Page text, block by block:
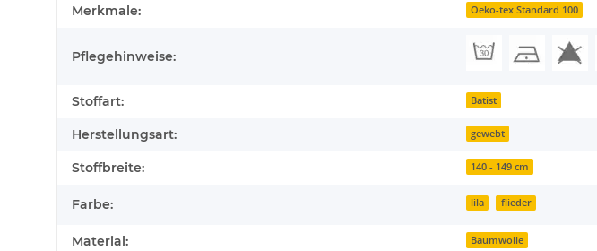
Produkteigenschaft
Wert
Merkmale: Oeko-tex Standard 100
Pflegehinweise:
Stoffart: Batist
Herstellungsart: gewebt
Stoffbreite: 140 - 149 cm
Farbe: lila flieder
Material: Baumwolle